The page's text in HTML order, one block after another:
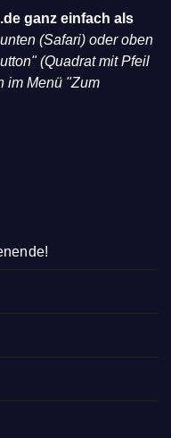
ganz einfach als
(Safari) oder oben
(Quadrat mit Pfeil
im Menü "Zum